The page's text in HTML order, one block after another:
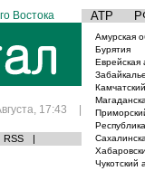
Востока АТР
17:43 |
RSS |
Амурская
Бурятия
Еврейская
Чукотский